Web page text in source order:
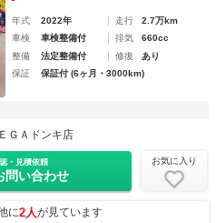
年式 2022年 走行
2.7万km
車検
車検整備付 排気
660cc
整備
法定整備付 修復
あり
保証
保証付 (6ヶ月・3000km)
ＧＡドンキ店
・見積依頼
問い合わせ
お気に入り
に2人が見ています